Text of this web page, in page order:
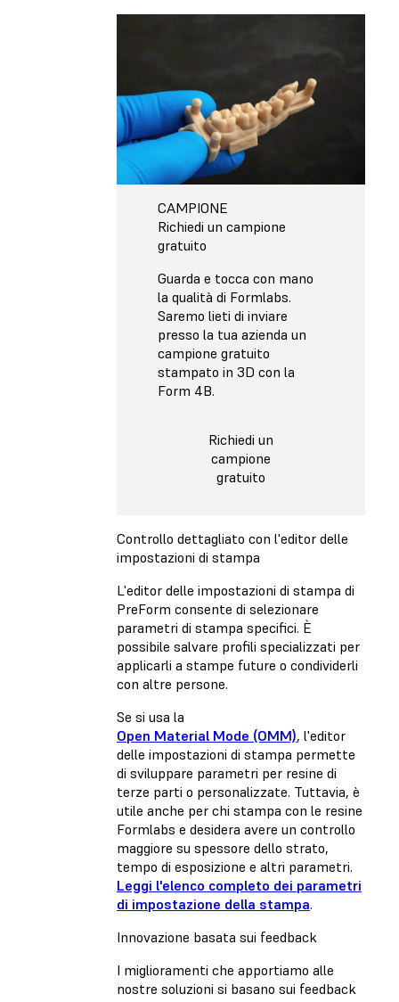
CAMPIONE
Richiedi un campione
gratuito
Guarda e tocca con mano
la qualità di Formlabs.
Saremo lieti di inviare
presso la tua azienda un
campione gratuito
stampato in 3D con la
Form 4B.
Richiedi un
campione
gratuito
Controllo dettagliato con l'editor delle
impostazioni di stampa
L'editor delle impostazioni di stampa di
PreForm consente di selezionare
parametri di stampa specifici. È
possibile salvare profili specializzati per
applicarli a stampe future o condividerli
con altre persone.
Se si usa la
Open Material Mode (OMM), l'editor
delle impostazioni di stampa permette
di sviluppare parametri per resine di
terze parti o personalizzate. Tuttavia, è
utile anche per chi stampa con le resine
Formlabs e desidera avere un controllo
maggiore su spessore dello strato,
tempo di esposizione e altri parametri.
Leggi l'elenco completo dei parametri
di impostazione della stampa.
Innovazione basata sui feedback
I miglioramenti che apportiamo alle
nostre soluzioni si basano sui feedback